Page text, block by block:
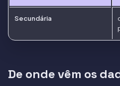
Secundária
De onde vêm os